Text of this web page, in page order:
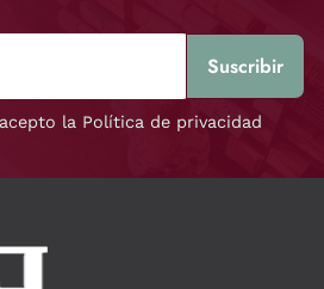
la Política de privacidad